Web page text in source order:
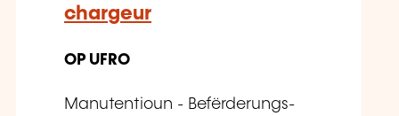
chargeur
OP UFRO
Manutentioun - Befërderungs-